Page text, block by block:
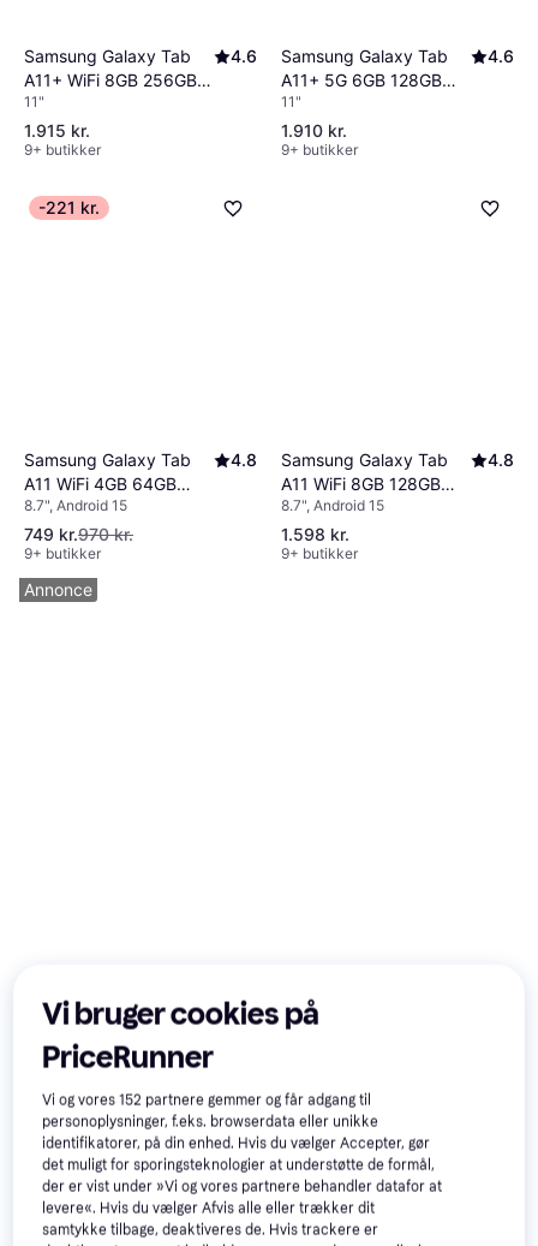
Samsung Galaxy Tab
A11+ WiFi 8GB 256GB
Grey
4.6
11"
1.915 kr.
9+ butikker
Samsung Galaxy Tab
A11+ 5G 6GB 128GB
Grey
4.6
11"
1.910 kr.
9+ butikker
-221 kr.
Samsung Galaxy Tab
A11 WiFi 4GB 64GB
Silver
4.8
8.7", Android 15
749 kr.970 kr.
9+ butikker
Samsung Galaxy Tab
A11 WiFi 8GB 128GB
Grey
4.8
8.7", Android 15
1.598 kr.
9+ butikker
Samsung Galaxy Tab
A11+ 5G 8GB 256GB
4.6
Annonce
Vi bruger cookies på
PriceRunner
Vi og vores152 partnere gemmer og får adgang til
personoplysninger, f.eks. browserdata eller unikke
identifikatorer, på din enhed. Hvis du vælger Accepter, gør
det muligt for sporingsteknologier at understøtte de formål,
der er vist under »Vi og vores partnere behandler datafor at
levere«. Hvis du vælger Afvis alle eller trækker dit
samtykke tilbage, deaktiveres de. Hvis trackere er